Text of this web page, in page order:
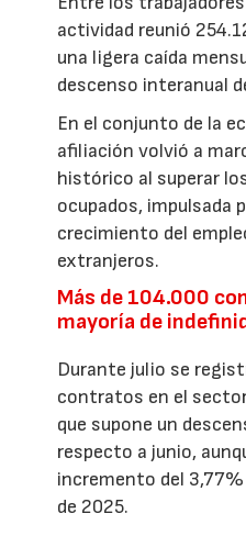
actividad reunió
una ligera caída
descenso interanual
En el conjunto de la
afiliación volvió a
histórico al superar
ocupados, impulsada
crecimiento del
extranjeros.
Más de 104.000
mayoría de
Durante julio se
contratos en el
que supone un
respecto a junio,
incremento del
de 2025.